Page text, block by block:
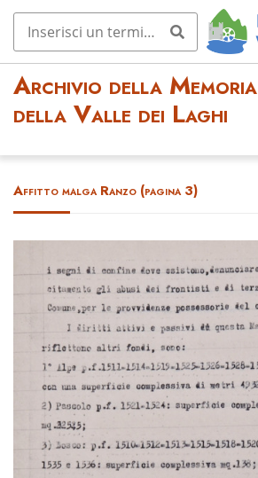
Archivio della Memoria
della Valle dei Laghi
Affitto malga Ranzo (pagina 3)